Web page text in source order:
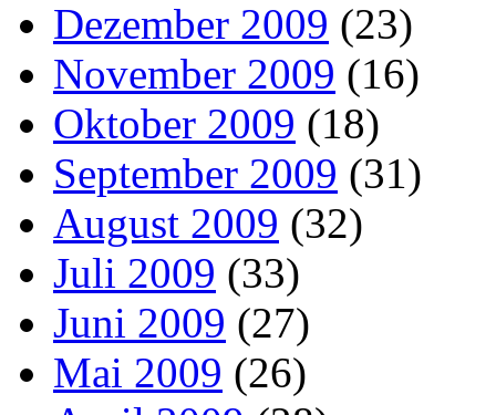
Dezember 2009 (23)
November 2009 (16)
Oktober 2009 (18)
September 2009 (31)
August 2009 (32)
Juli 2009 (33)
Juni 2009 (27)
Mai 2009 (26)